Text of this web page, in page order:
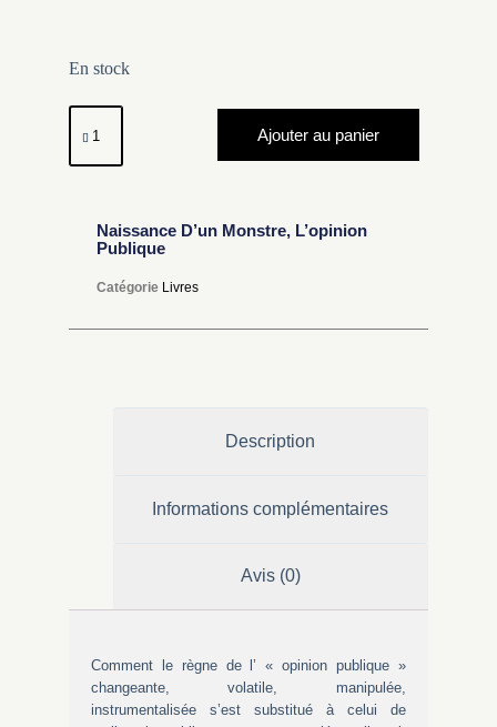
En stock
Ajouter au panier
Naissance D’un Monstre, L’opinion
Publique
Catégorie Livres
Description
Informations complémentaires
Avis (0)
Comment le règne de l’ « opinion publique »
changeante, volatile, manipulée,
instrumentalisée s’est substitué à celui de